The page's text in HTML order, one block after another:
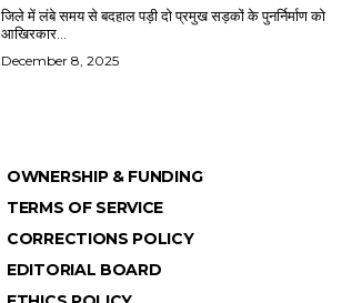
जिले में लंबे समय से बदहाल पड़ी दो प्रमुख सड़कों के पुनर्निर्माण को
आखिरकार...
December 8, 2025
OWNERSHIP & FUNDING
TERMS OF SERVICE
CORRECTIONS POLICY
EDITORIAL BOARD